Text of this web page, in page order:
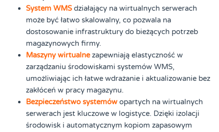
System WMSdziałający na wirtualnych serwerach
może być łatwo skalowalny, co pozwala na
dostosowanie infrastruktury do bieżących potrzeb
magazynowych firmy.
Maszyny wirtualnezapewniają elastyczność w
zarządzaniu środowiskami systemów WMS,
umożliwiając ich łatwe wdrażanie i aktualizowanie bez
zakłóceń w pracy magazynu.
Bezpieczeństwo systemów opartych na wirtualnych
serwerach jest kluczowe w logistyce. Dzięki izolacji
środowisk i automatycznym kopiom zapasowym